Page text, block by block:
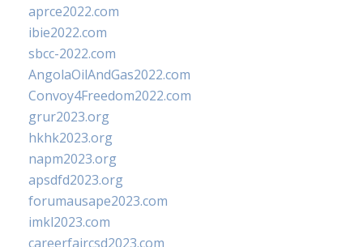
aprce2022.com
ibie2022.com
sbcc-2022.com
AngolaOilAndGas2022.com
Convoy4Freedom2022.com
grur2023.org
hkhk2023.org
napm2023.org
apsdfd2023.org
forumausape2023.com
imkl2023.com
careerfaircsd2023.com